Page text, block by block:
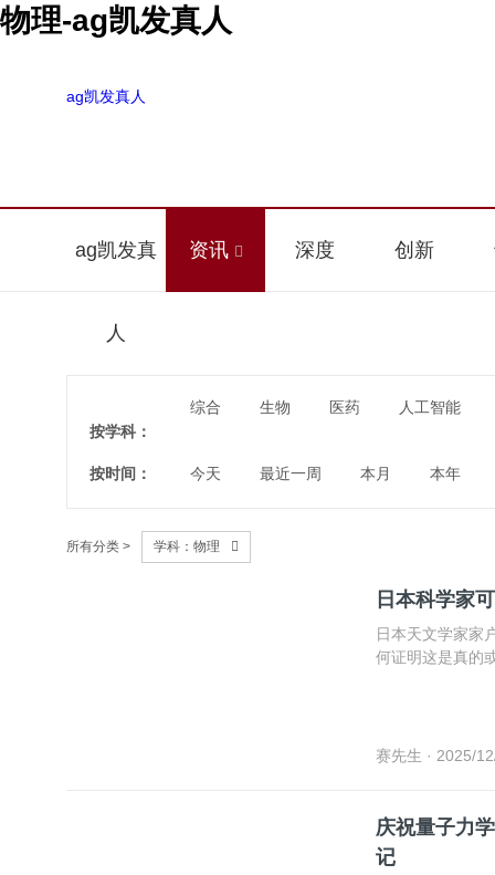
物理-ag凯发真人
ag凯发真人
ag凯发真
人
资讯 深度 创新
按学科：
综合 生物 医药 人工智能
按时间： 今天 最近一周 本月 本年
所有分类 > 学科：物理
日本科学家
日本天文学家家
何证明这是真的
赛先生 · 2025/
庆祝量子力
记